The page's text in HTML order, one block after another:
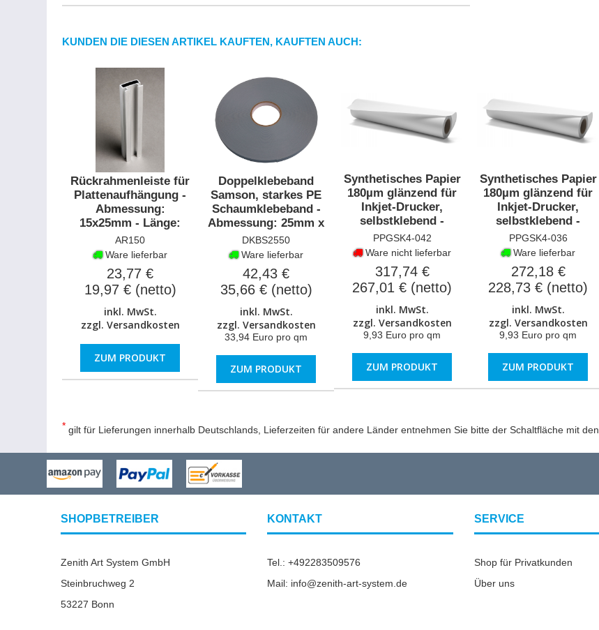
KUNDEN DIE DIESEN ARTIKEL KAUFTEN, KAUFTEN AUCH:
Rückrahmenleiste für
Plattenaufhängung -
Abmessung:
15x25mm - Länge:
300cm
AR150
Ware lieferbar
23,77 €
19,97 € (netto)
inkl. MwSt.
zzgl. Versandkosten
ZUM PRODUKT
Doppelklebeband
Samson, starkes PE
Schaumklebeband -
Abmessung: 25mm x
50m
DKBS2550
Ware lieferbar
42,43 €
35,66 € (netto)
inkl. MwSt.
zzgl. Versandkosten
33,94 Euro pro qm
ZUM PRODUKT
Synthetisches Papier
180µm glänzend für
Inkjet-Drucker,
selbstklebend -
Abmessung:
1067mmx30m
PPGSK4-042
Ware nicht lieferbar
317,74 €
267,01 € (netto)
inkl. MwSt.
zzgl. Versandkosten
9,93 Euro pro qm
ZUM PRODUKT
Synthetisches Papier
180µm glänzend für
Inkjet-Drucker,
selbstklebend -
Abmessung:
914mmx30m
PPGSK4-036
Ware lieferbar
272,18 €
228,73 € (netto)
inkl. MwSt.
zzgl. Versandkosten
9,93 Euro pro qm
ZUM PRODUKT
* gilt für Lieferungen innerhalb Deutschlands, Lieferzeiten für andere Länder entnehmen Sie bitte der Schaltfläche mit den
SHOPBETREIBER
Zenith Art System GmbH
Steinbruchweg 2
53227 Bonn
KONTAKT
Tel.: +492283509576
Mail: info@zenith-art-system.de
SERVICE
Shop für Privatkunden
Über uns